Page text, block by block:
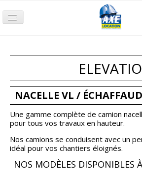
Compactage
Nacelle
Chariot
Groupe
Pompage
Air comprimé
NACELLE VL /
Une gamme complète de camion
pour tous vos travaux en hauteur.
Nos camions se conduisent avec un
idéal pour vos chantiers éloignés.
NOS MODÈLES DISPONIBLES